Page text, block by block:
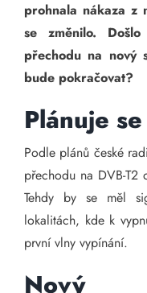
prohnala nákaza z
se změnilo.
přechodu na nový
bude pokračovat?
Plánuje
Podle plánů české
přechodu na DVB-T2
Tehdy by se měl
lokalitách, kde k
první vlny vypínání.
Nový